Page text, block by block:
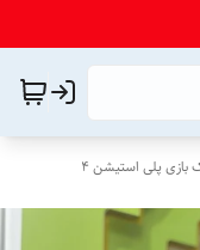
پلی استیشن 4